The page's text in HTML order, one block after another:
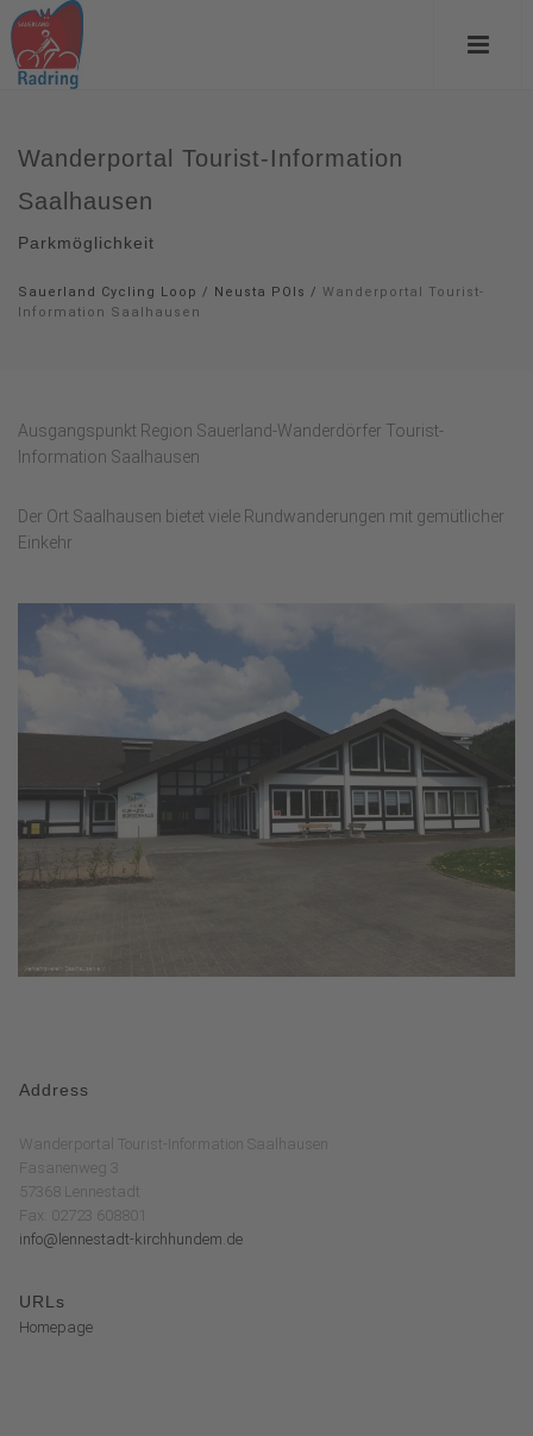
Wanderportal Tourist-Information
Saalhausen
Parkmöglichkeit
Sauerland Cycling Loop / Neusta POIs / Wanderportal Tourist-
Information Saalhausen
Ausgangspunkt Region Sauerland-Wanderdörfer Tourist-
Information Saalhausen
Der Ort Saalhausen bietet viele Rundwanderungen mit gemütlicher
Einkehr
Address
Wanderportal Tourist-Information Saalhausen
Fasanenweg 3
57368 Lennestadt
Fax: 02723 608801
info@lennestadt-kirchhundem.de
URLs
Homepage